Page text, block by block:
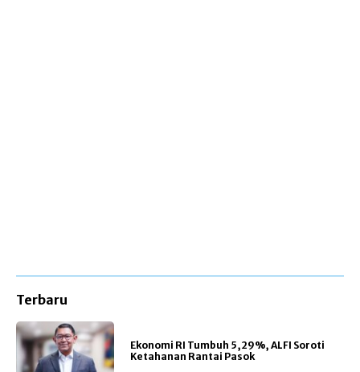
Terbaru
Ekonomi RI Tumbuh 5,29%, ALFI Soroti
Ketahanan Rantai Pasok